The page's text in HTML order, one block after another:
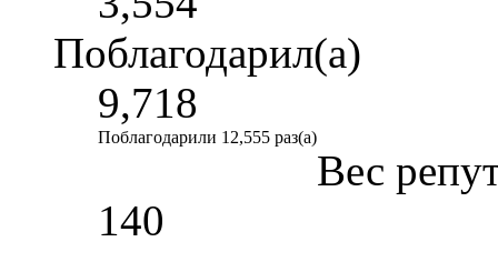
Поблагодарил(а)
9,718
Поблагодарили 12,555 раз(а)
Вес
140